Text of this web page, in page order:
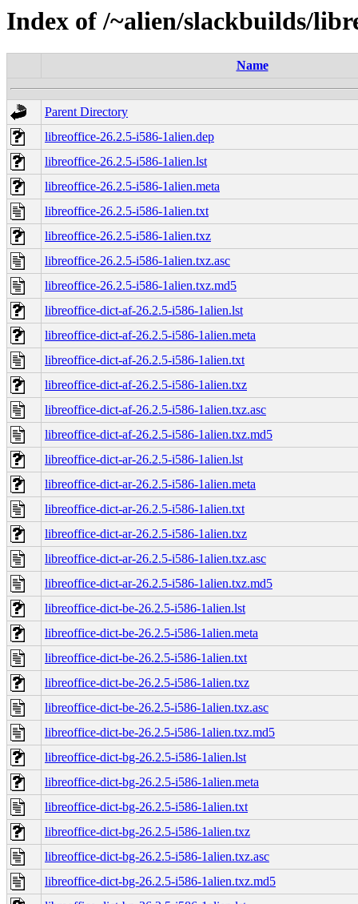
Index of /~alien/slackbuilds/
Name
Parent Directory
libreoffice-26.2.5-i586-1alien.dep
libreoffice-26.2.5-i586-1alien.lst
libreoffice-26.2.5-i586-1alien.meta
libreoffice-26.2.5-i586-1alien.txt
libreoffice-26.2.5-i586-1alien.txz
libreoffice-26.2.5-i586-1alien.txz.asc
libreoffice-26.2.5-i586-1alien.txz.md5
libreoffice-dict-af-26.2.5-i586-1alien.lst
libreoffice-dict-af-26.2.5-i586-1alien.meta
libreoffice-dict-af-26.2.5-i586-1alien.txt
libreoffice-dict-af-26.2.5-i586-1alien.txz
libreoffice-dict-af-26.2.5-i586-1alien.txz.asc
libreoffice-dict-af-26.2.5-i586-1alien.txz.md5
libreoffice-dict-ar-26.2.5-i586-1alien.lst
libreoffice-dict-ar-26.2.5-i586-1alien.meta
libreoffice-dict-ar-26.2.5-i586-1alien.txt
libreoffice-dict-ar-26.2.5-i586-1alien.txz
libreoffice-dict-ar-26.2.5-i586-1alien.txz.asc
libreoffice-dict-ar-26.2.5-i586-1alien.txz.md5
libreoffice-dict-be-26.2.5-i586-1alien.lst
libreoffice-dict-be-26.2.5-i586-1alien.meta
libreoffice-dict-be-26.2.5-i586-1alien.txt
libreoffice-dict-be-26.2.5-i586-1alien.txz
libreoffice-dict-be-26.2.5-i586-1alien.txz.asc
libreoffice-dict-be-26.2.5-i586-1alien.txz.md5
libreoffice-dict-bg-26.2.5-i586-1alien.lst
libreoffice-dict-bg-26.2.5-i586-1alien.meta
libreoffice-dict-bg-26.2.5-i586-1alien.txt
libreoffice-dict-bg-26.2.5-i586-1alien.txz
libreoffice-dict-bg-26.2.5-i586-1alien.txz.asc
libreoffice-dict-bg-26.2.5-i586-1alien.txz.md5